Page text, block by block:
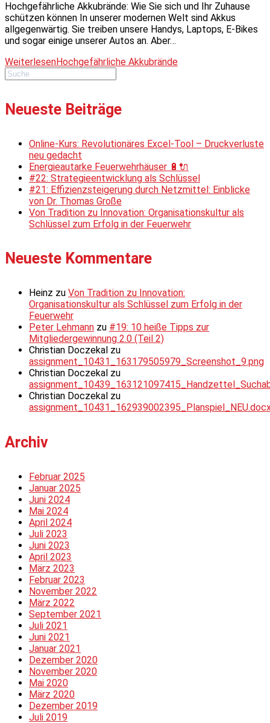
Hochgefährliche Akkubrände: Wie Sie sich und Ihr Zuhause
schützen können In unserer modernen Welt sind Akkus
allgegenwärtig. Sie treiben unsere Handys, Laptops, E-Bikes
und sogar einige unserer Autos an. Aber…
WeiterlesenHochgefährliche Akkubrände
Neueste Beiträge
Online-Kurs: Revolutionäres Excel-Tool – Druckverluste
neu gedacht
Energieautarke Feuerwehrhäuser 🔋🔌
#22: Strategieentwicklung als Schlüssel
#21: Effizienzsteigerung durch Netzmittel: Einblicke
von Dr. Thomas Große
Von Tradition zu Innovation: Organisationskultur als
Schlüssel zum Erfolg in der Feuerwehr
Neueste Kommentare
Heinz zu Von Tradition zu Innovation:
Organisationskultur als Schlüssel zum Erfolg in der
Feuerwehr
Peter Lehmann zu #19: 10 heiße Tipps zur
Mitgliedergewinnung 2.0 (Teil 2)
Christian Doczekal zu
assignment_10431_163179505979_Screenshot_9.png
Christian Doczekal zu
Christian Doczekal zu
Archiv
Februar 2025
Januar 2025
Juni 2024
Mai 2024
April 2024
Juli 2023
Juni 2023
April 2023
März 2023
Februar 2023
November 2022
März 2022
September 2021
Juli 2021
Juni 2021
Januar 2021
Dezember 2020
November 2020
Mai 2020
März 2020
Dezember 2019
Juli 2019